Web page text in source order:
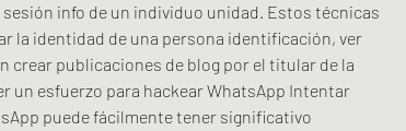
info de un individuo unidad. Estos técnicas
la identidad de una persona identificación, ver
crear publicaciones de blog por el titular de la
un esfuerzo para hackear WhatsApp Intentar
puede fácilmente tener significativo